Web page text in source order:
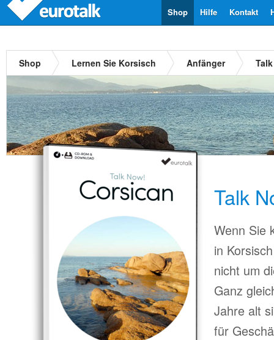
Kontakt
Hilfe
Shop
Shop Lernen Sie Korsisch Anfänger
Talk
Wenn Sie
in
nicht um
Ganz
Jahre alt
für